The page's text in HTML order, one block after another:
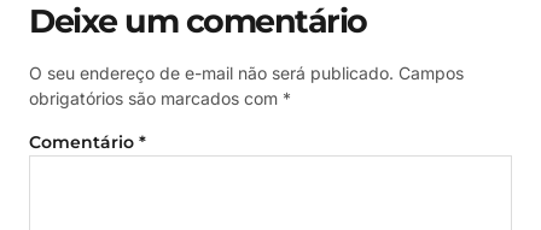
Deixe um comentário
O seu endereço de e-mail não será publicado. Campos
obrigatórios são marcados com *
Comentário *